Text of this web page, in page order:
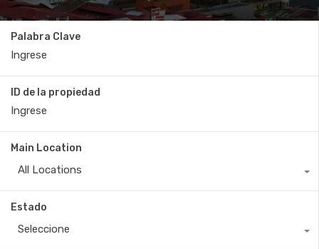
Palabra Clave
ID de la propiedad
Main Location
All Locations
Estado
Seleccione